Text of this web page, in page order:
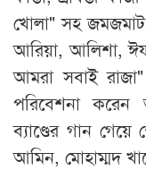
খোলা" সহ
আরিয়া, আলিশা,
আমরা সবাই
পরিবেশনা
ব্যাণ্ডের গান
আমিন, মোহাম্মদ